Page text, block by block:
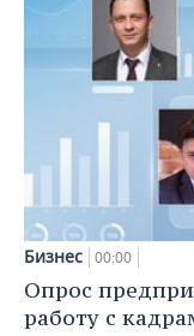
Бизнес 00:00
Опрос
работу с